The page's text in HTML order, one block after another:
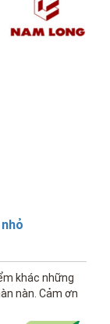
khác những
nàn. Cảm ơn